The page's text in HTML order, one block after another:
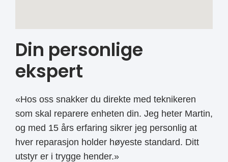
Din personlige
ekspert
«Hos oss snakker du direkte med teknikeren
som skal reparere enheten din. Jeg heter Martin,
og med 15 års erfaring sikrer jeg personlig at
hver reparasjon holder høyeste standard. Ditt
utstyr er i trygge hender.»